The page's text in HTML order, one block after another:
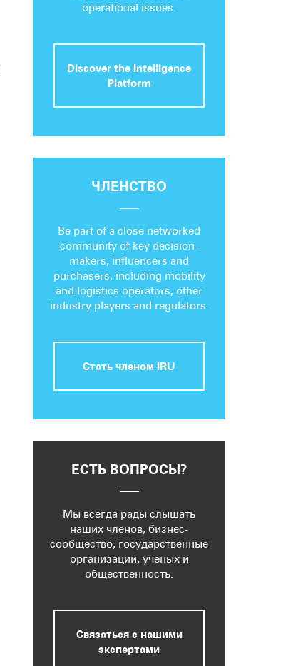
operational issues.
Discover the Intelligence
Platform
ЧЛЕНСТВО
Be part of a close networked
community of key decision-
makers, influencers and
purchasers, including mobility
and logistics operators, other
industry players and regulators.
Стать членом IRU
ЕСТЬ ВОПРОСЫ?
Мы всегда рады слышать
наших членов, бизнес-
сообщество, государственные
организации, ученых и
общественность.
Связаться с нашими
экспертами